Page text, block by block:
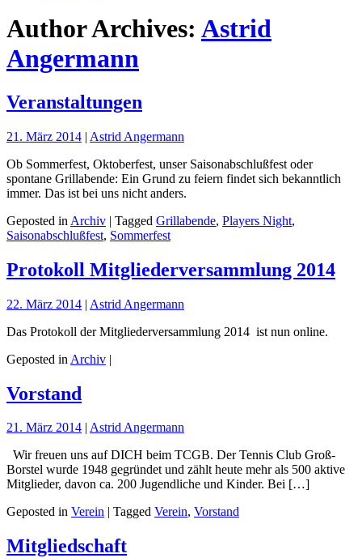
Author Archives: Astrid
Angermann
Veranstaltungen
21. März 2014 | Astrid Angermann
Ob Sommerfest, Oktoberfest, unser Saisonabschlußfest oder
spontane Grillabende: Ein Grund zu feiern findet sich bekanntlich
immer. Das ist bei uns nicht anders.
Geposted in Archiv | Tagged Grillabende, Players Night,
Saisonabschlußfest, Sommerfest
Protokoll Mitgliederversammlung 2014
22. März 2014 | Astrid Angermann
Das Protokoll der Mitgliederversammlung 2014 ist nun online.
Geposted in Archiv |
Vorstand
21. März 2014 | Astrid Angermann
Wir freuen uns auf DICH beim TCGB. Der Tennis Club Groß-
Borstel wurde 1948 gegründet und zählt heute mehr als 500 aktive
Mitglieder, davon ca. 200 Jugendliche und Kinder. Bei […]
Geposted in Verein | Tagged Verein, Vorstand
Mitgliedschaft